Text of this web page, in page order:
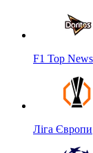
F1 Top News
Ліга Європи